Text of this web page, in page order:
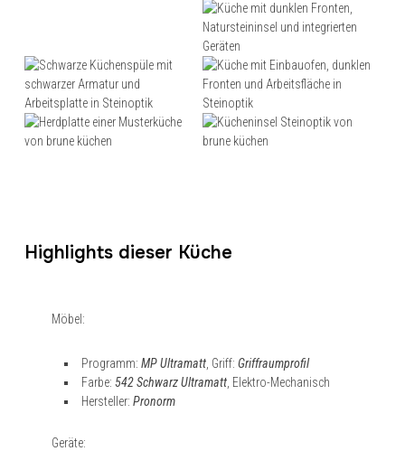
Highlights dieser Küche
Möbel:
Programm: MP Ultramatt, Griff: Griffraumprofil
Farbe: 542 Schwarz Ultramatt, Elektro-Mechanisch
Hersteller: Pronorm
Geräte: